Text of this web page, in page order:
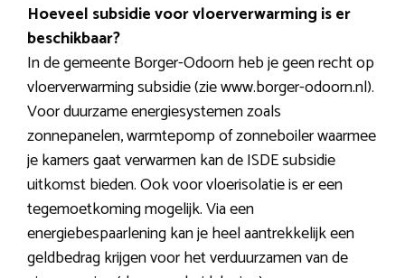
Hoeveel subsidie voor vloerverwarming is er
beschikbaar?
In de gemeente Borger-Odoorn heb je geen recht op
vloerverwarming subsidie (zie www.borger-odoorn.nl).
Voor duurzame energiesystemen zoals
zonnepanelen, warmtepomp of zonneboiler waarmee
je kamers gaat verwarmen kan de ISDE subsidie
uitkomst bieden. Ook voor vloerisolatie is er een
tegemoetkoming mogelijk. Via een
energiebespaarlening kan je heel aantrekkelijk een
geldbedrag krijgen voor het verduurzamen van de